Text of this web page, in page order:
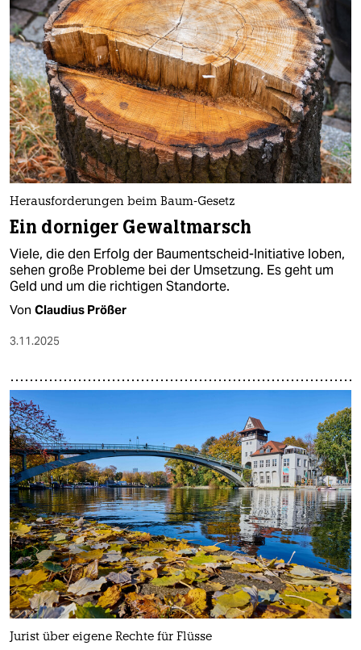
Herausforderungen beim Baum-Gesetz
Ein dorniger Gewaltmarsch
Viele, die den Erfolg der Baumentscheid-Initiative loben,
sehen große Probleme bei der Umsetzung. Es geht um
Geld und um die richtigen Standorte.
Von Claudius Prößer
3.11.2025
Jurist über eigene Rechte für Flüsse